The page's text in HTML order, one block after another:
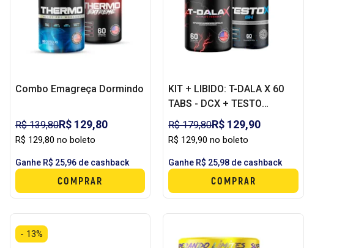
Combo Emagreça Dormindo
R$ 139,80R$ 129,80
R$ 129,80 no boleto
Ganhe R$ 25,96 de cashback
COMPRAR
KIT + LIBIDO: T-DALA X 60
TABS - DCX + TESTO
1000GH 60 CAPS - DCX
R$ 179,80R$ 129,90
R$ 129,90 no boleto
Ganhe R$ 25,98 de cashback
COMPRAR
- 13%